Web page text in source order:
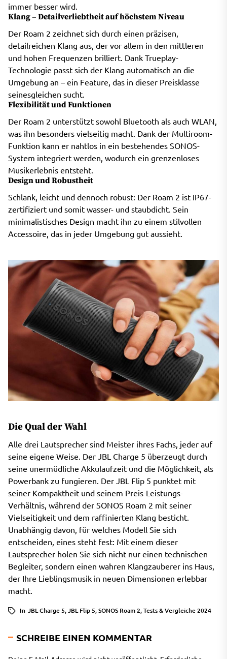
immer besser wird.
Klang – Detailverliebtheit auf höchstem Niveau
Der Roam 2 zeichnet sich durch einen präzisen,
detailreichen Klang aus, der vor allem in den mittleren
und hohen Frequenzen brilliert. Dank Trueplay-
Technologie passt sich der Klang automatisch an die
Umgebung an – ein Feature, das in dieser Preisklasse
seinesgleichen sucht.
Flexibilität und Funktionen
Der Roam 2 unterstützt sowohl Bluetooth als auch WLAN,
was ihn besonders vielseitig macht. Dank der Multiroom-
Funktion kann er nahtlos in ein bestehendes SONOS-
System integriert werden, wodurch ein grenzenloses
Musikerlebnis entsteht.
Design und Robustheit
Schlank, leicht und dennoch robust: Der Roam 2 ist IP67-
zertifiziert und somit wasser- und staubdicht. Sein
minimalistisches Design macht ihn zu einem stilvollen
Accessoire, das in jeder Umgebung gut aussieht.
Die Qual der Wahl
Alle drei Lautsprecher sind Meister ihres Fachs, jeder auf
seine eigene Weise. Der JBL Charge 5 überzeugt durch
seine unermüdliche Akkulaufzeit und die Möglichkeit, als
Powerbank zu fungieren. Der JBL Flip 5 punktet mit
seiner Kompaktheit und seinem Preis-Leistungs-
Verhältnis, während der SONOS Roam 2 mit seiner
Vielseitigkeit und dem raffinierten Klang besticht.
Unabhängig davon, für welches Modell Sie sich
entscheiden, eines steht fest: Mit einem dieser
Lautsprecher holen Sie sich nicht nur einen technischen
Begleiter, sondern einen wahren Klangzauberer ins Haus,
der Ihre Lieblingsmusik in neuen Dimensionen erlebbar
macht.
In JBL Charge 5,JBL Flip 5,SONOS Roam 2,Tests & Vergleiche 2024
SCHREIBE EINEN KOMMENTAR